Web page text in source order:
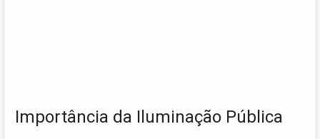
Importância da Iluminação Pública